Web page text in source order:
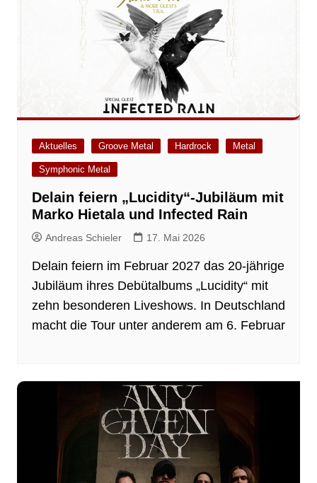
Aktuelles Groove Metal Hardrock Metal
Symphonic Metal
Delain feiern „Lucidity“-Jubiläum mit
Marko Hietala und Infected Rain
Andreas Schieler 17. Mai 2026
Delain feiern im Februar 2027 das 20-jährige
Jubiläum ihres Debütalbums „Lucidity“ mit
zehn besonderen Liveshows. In Deutschland
macht die Tour unter anderem am 6. Februar